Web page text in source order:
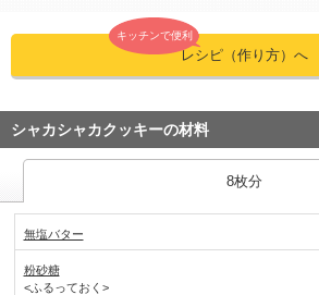
キッチンで便利
レシピ（作り方）へ
シャカシャカクッキーの材料
8枚分
無塩バター
粉砂糖
<ふるっておく>